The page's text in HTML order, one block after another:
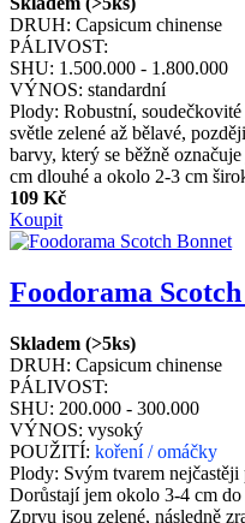
DRUH: Capsicum chinense
PÁLIVOST:
SHU: 1.500.000 - 1.800.000
VÝNOS: standardní
Plody: Robustní,
světle zelené až bělavé,
barvy, který se běžně
cm dlouhé a okolo 2-3 cm
109 Kč
Koupit
Foodorama
Skladem (>5ks)
DRUH: Capsicum chinense
PÁLIVOST:
SHU: 200.000 - 300.000
VÝNOS: vysoký
POUŽITÍ: koření / omáčky
Plody: Svým tvarem
Dorůstají jem okolo 3-4 cm
Zprvu jsou zelené, následně